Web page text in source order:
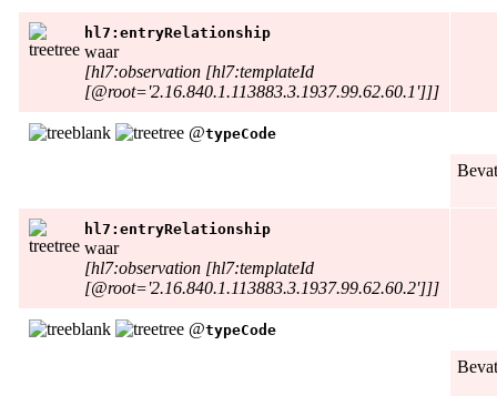
hl7:entryRelationship
waar
[hl7:observation [hl7:templateId
[@root='2.16.840.1.113883.3.1937.99.62.60.1']]]
@typeCode
Bevat
hl7:entryRelationship
waar
[hl7:observation [hl7:templateId
[@root='2.16.840.1.113883.3.1937.99.62.60.2']]]
@typeCode
Bevat